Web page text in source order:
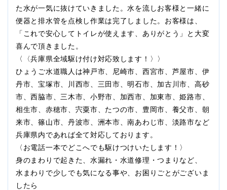
た水が一気に抜けていきました。水を流しお客様と一緒に
便器と排水管を点検し作業は完了しました。お客様は、
「これで安心してトイレが使えます、ありがとう」と大変
喜んで頂きました。
〈〈兵庫県全域駆け付け対応致します！〉〉
ひょうご水道職人は神戸市、尼崎市、西宮市、芦屋市、伊
丹市、宝塚市、川西市、三田市、明石市、加古川市、高砂
市、西脇市、三木市、小野市、加西市、加東市、姫路市、
相生市、赤穂市、宍粟市、たつの市、豊岡市、養父市、朝
来市、篠山市、丹波市、洲本市、南あわじ市、淡路市など
兵庫県内であれば全て対応しております。
〈お電話一本でどこへでも駆けつけいたします！〉
身のまわりで起きた、水漏れ・水道修理・つまりなど、
水まわりで少しでも気になる事や、お困りごとがございま
したら